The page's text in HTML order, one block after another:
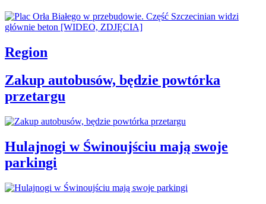
Region
Zakup autobusów, będzie powtórka
przetargu
Hulajnogi w Świnoujściu mają swoje
parkingi